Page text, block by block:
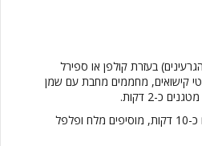
בעזרת קולפן או ספירל
קישואים, מחממים מחבת עם שמן
כ-2 דקות.
מוסיפים את המים ומבשלים כ-10 דקות, מוסיפים מלח ופלפל